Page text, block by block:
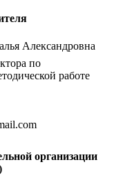
Александровна
по
работе
организации